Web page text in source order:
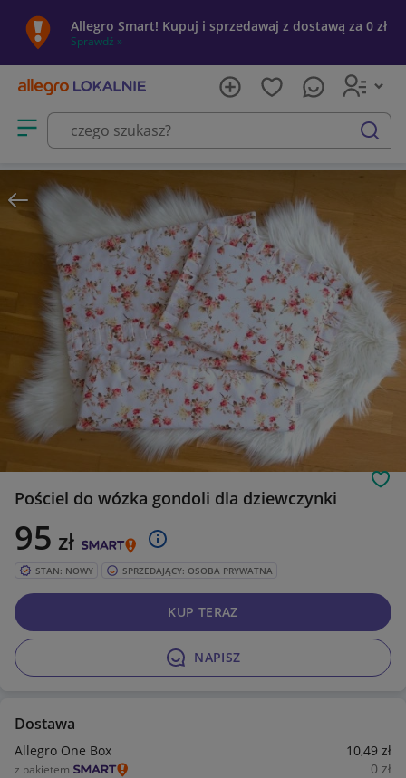
Allegro Smart! Kupuj i sprzedawaj z dostawą za 0 zł
Sprawdź »
Otwórz menu z kategoriami
szukaj
Pościel do wózka gondoli dla dziewczynki
95 zł
STAN: NOWY SPRZEDAJĄCY: OSOBA PRYWATNA
NAPISZ
KUP TERAZ
Dostawa
Allegro One Box 10,49 zł
z pakietem 0 zł